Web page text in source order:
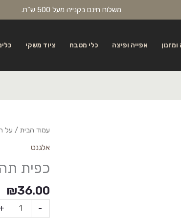
משלוח חינם בקנייה מעל 500 ש"ח.
אפייה ופיצה כלי מטבח ציוד משקי
עמוד הבית / על
אלגנט
כפית תה 202 אלגנט – תריסר
₪36.00
-